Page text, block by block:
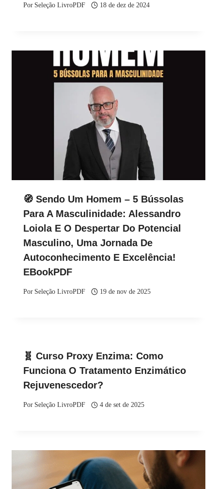
Por Seleção LivroPDF 18 de dez de 2024
🧭 Sendo Um Homem – 5 Bússolas
Para A Masculinidade: Alessandro
Loiola E O Despertar Do Potencial
Masculino, Uma Jornada De
Autoconhecimento E Excelência!
EBookPDF
Por Seleção LivroPDF 19 de nov de 2025
🧬 Curso Proxy Enzima: Como
Funciona O Tratamento Enzimático
Rejuvenescedor?
Por Seleção LivroPDF 4 de set de 2025